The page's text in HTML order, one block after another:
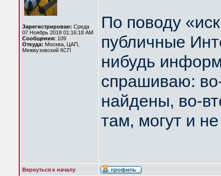
Зарегистрирован: Среда
07 Ноябрь 2018 01:16:18 AM
Сообщения: 109
Откуда: Москва, ЦАП,
Межвузовский КСП
По поводу
публичные
нибудь
спрашиваю:
найдены, во-
там, могут и
Вернуться к началу